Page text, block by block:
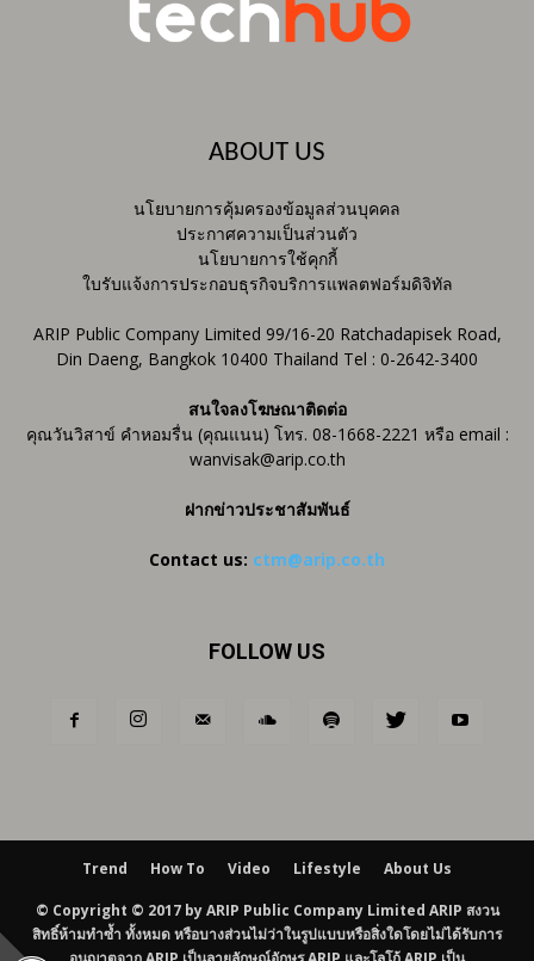
ABOUT US
นโยบายการคุ้มครองข้อมูลส่วนบุคคล
ประกาศความเป็นส่วนตัว
นโยบายการใช้คุกกี้
ใบรับแจ้งการประกอบธุรกิจบริการแพลตฟอร์มดิจิทัล
ARIP Public Company Limited 99/16-20 Ratchadapisek Road,
Din Daeng, Bangkok 10400 Thailand Tel : 0-2642-3400
สนใจลงโฆษณาติดต่อ
คุณวันวิสาข์ คำหอมรื่น (คุณแนน) โทร. 08-1668-2221 หรือ email :
wanvisak@arip.co.th
ฝากข่าวประชาสัมพันธ์
Contact us: ctm@arip.co.th
FOLLOW US
Trend How To Video Lifestyle About Us
© Copyright © 2017 by ARIP Public Company Limited ARIP สงวน
สิทธิ์ห้ามทำซ้ำ ทั้งหมด หรือบางส่วนไม่ว่าในรูปแบบหรือสิ่งใดโดยไม่ได้รับการ